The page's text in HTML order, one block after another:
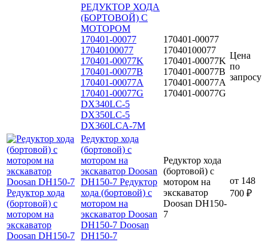
РЕДУКТОР ХОДА
(БОРТОВОЙ) С
МОТОРОМ
170401-00077
17040100077
170401-00077K
170401-00077B
170401-00077A
170401-00077G
DX340LC-5
DX350LC-5
DX360LCA-7M
170401-00077
17040100077
170401-00077K
170401-00077B
170401-00077A
170401-00077G
Цена
по
запросу
Редуктор хода
(бортовой) с
мотором на
экскаватор Doosan
DH150-7 Редуктор
хода (бортовой) с
мотором на
экскаватор Doosan
DH150-7 Doosan
DH150-7
Редуктор хода
(бортовой) с
мотором на
экскаватор
Doosan DH150-
7
от 148
700 ₽